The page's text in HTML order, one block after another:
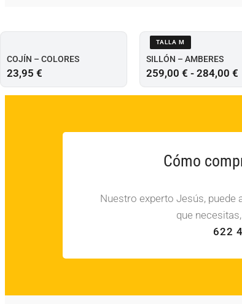
COJÍN – COLORES
23,95 €
TALLA M
SILLÓN – AMBERES
259,00€ - 284,00€
Cómo
Nuestro experto Jesús, puede
que
622